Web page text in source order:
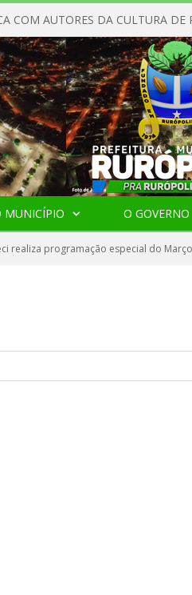
COM AUTORES DA CULTURA DE
MUNICÍPIO O GOVERNO
realiza programação especial do